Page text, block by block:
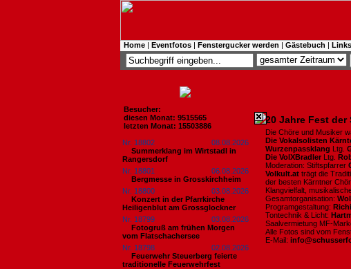
Home | Eventfotos | Fenstergucker werden | Gästebuch | Links
Besucher:
diesen Monat: 9515565
letzten Monat: 15503886
Nr. 18802
08.08.2026
Summerklang im Wirtstadl in
Rangersdorf
Nr. 18801
06.08.2026
Bergmesse in Grosskirchheim
Nr. 18800
03.08.2026
Konzert in der Pfarrkirche
Heiligenblut am Grossglockner
Nr. 18799
03.08.2026
Fotogruß am frühen Morgen
vom Flatschachersee
Nr. 18798
02.08.2026
Feuerwehr Steuerberg feierte
traditionelle Feuerwehrfest
20 Jahre Fest der
Die Chöre und Musiker
Die Vokalsolisten
Wurzenpassklang Ltg.
Die VolXBradler Ltg.
Moderation: Stiftspfarrer
Volkult.at trägt die
der besten Kärntner
Klangvielfalt,
Gesamtorganisation:
Programgestaltung:
Tontechnik & Licht:
Saalvermietung MF-
Alle Fotos sind vom
E-Mail: